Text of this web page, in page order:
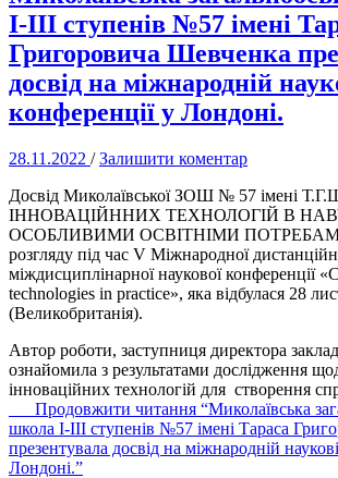
І-ІІІ ступенів №57 імені
Григоровича Шевченка
досвід на міжнародній
конференції у Лондоні.
28.11.2022 /Залишити коментар
Досвід Миколаївської ЗОШ № 57 імені
ІННОВАЦІЙННИХ ТЕХНОЛОГІЙ В
ОСОБЛИВИМИ ОСВІТНІМИ ПОТРЕБАМИ
розгляду під час V Міжнародної
міждисциплінарної наукової конференції
technologies in practice», яка відбулася 28
(Великобританія).
Автор роботи, заступниця директора
ознайомила з результатами дослідження
інноваційних технологій для створення
Продовжити читання “Миколаївська
школа І-ІІІ ступенів №57 імені Тараса
презентувала досвід на міжнародній
Лондоні.”